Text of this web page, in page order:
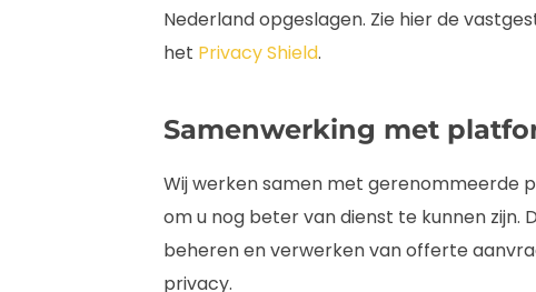
Nederland opgeslagen. Zie hier de
het Privacy Shield.
Samenwerking met
Wij werken samen met gerenommeerde
om u nog beter van dienst te kunnen zijn.
beheren en verwerken van offerte
privacy.